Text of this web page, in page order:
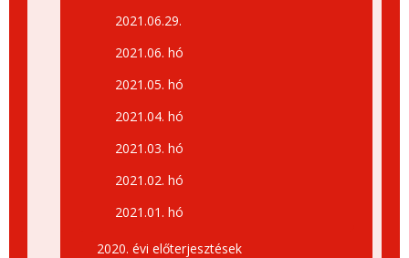
2021.06.29.
2021.06. hó
2021.05. hó
2021.04. hó
2021.03. hó
2021.02. hó
2021.01. hó
2020. évi előterjesztések